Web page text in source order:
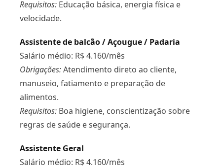
Requisitos: Educação básica, energia física e
velocidade.
Assistente de balcão / Açougue / Padaria
Salário médio: R$ 4.160/mês
Obrigações:Atendimento direto ao cliente,
manuseio, fatiamento e preparação de
alimentos.
Requisitos: Boa higiene, conscientização sobre
regras de saúde e segurança.
Assistente Geral
Salário médio: R$ 4.160/mês